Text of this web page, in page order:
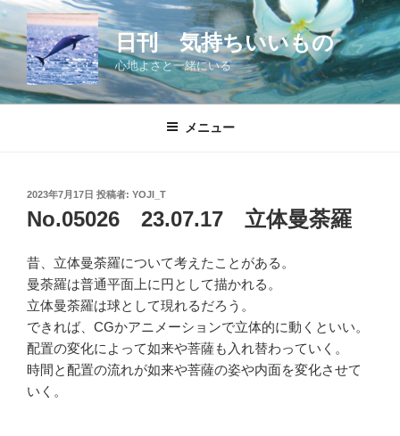
コ
ン
テ
ツ
日刊 気持ちいいもの
心地よさと一緒にいる
メニュー
投
稿
日:
2023年7月17日 投稿者: YOJI_T
No.05026 23.07.17 立体曼荼羅
昔、立体曼荼羅について考えたことがある。
曼荼羅は普通平面上に円として描かれる。
立体曼荼羅は球として現れるだろう。
できれば、CGかアニメーションで立体的に動くといい。
配置の変化によって如来や菩薩も入れ替わっていく。
時間と配置の流れが如来や菩薩の姿や内面を変化させて
いく。